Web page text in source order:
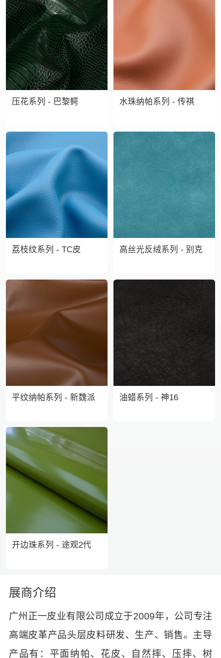
压花系列 - 巴黎鳄 水珠纳帕系列 - 传祺
荔枝纹系列 - TC皮 高丝光反绒系列 - 别克
平纹纳帕系列 - 新魏派 油蜡系列 - 神16
开边珠系列 - 途观2代
展商介绍
广州正一皮业有限公司成立于2009年，公司专注
高端皮革产品头层皮料研发、生产、销售。主导
产品有：平面纳帕、花皮、自然摔、压摔、树